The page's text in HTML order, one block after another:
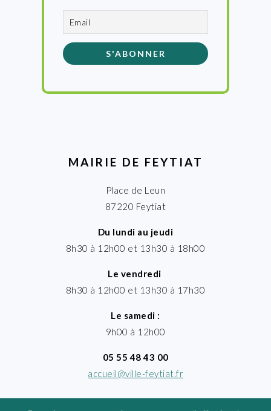
MAIRIE DE FEYTIAT
Place de Leun
87220 Feytiat
Du lundi au jeudi
8h30 à 12h00 et 13h30 à 18h00
Le vendredi
8h30 à 12h00 et 13h30 à 17h30
Le samedi :
9h00 à 12h00
05 55 48 43 00
accueil@ville-feytiat.fr